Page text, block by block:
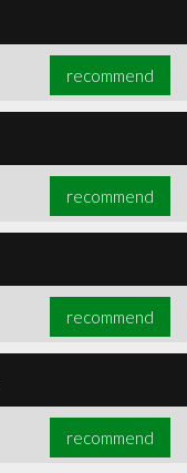
recommend
recommend
recommend
recommend